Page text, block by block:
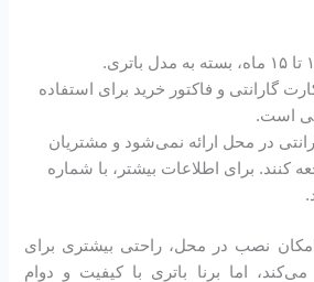
گارانتی و فاکتور خرید برای استفاده
است.
در محل ارائه نمی‌شود و مشتریان
کنند. برای اطلاعات بیشتر، با شماره
نصب در محل، راحتی بیشتری برای
اما برنا باتری با کیفیت و دوام